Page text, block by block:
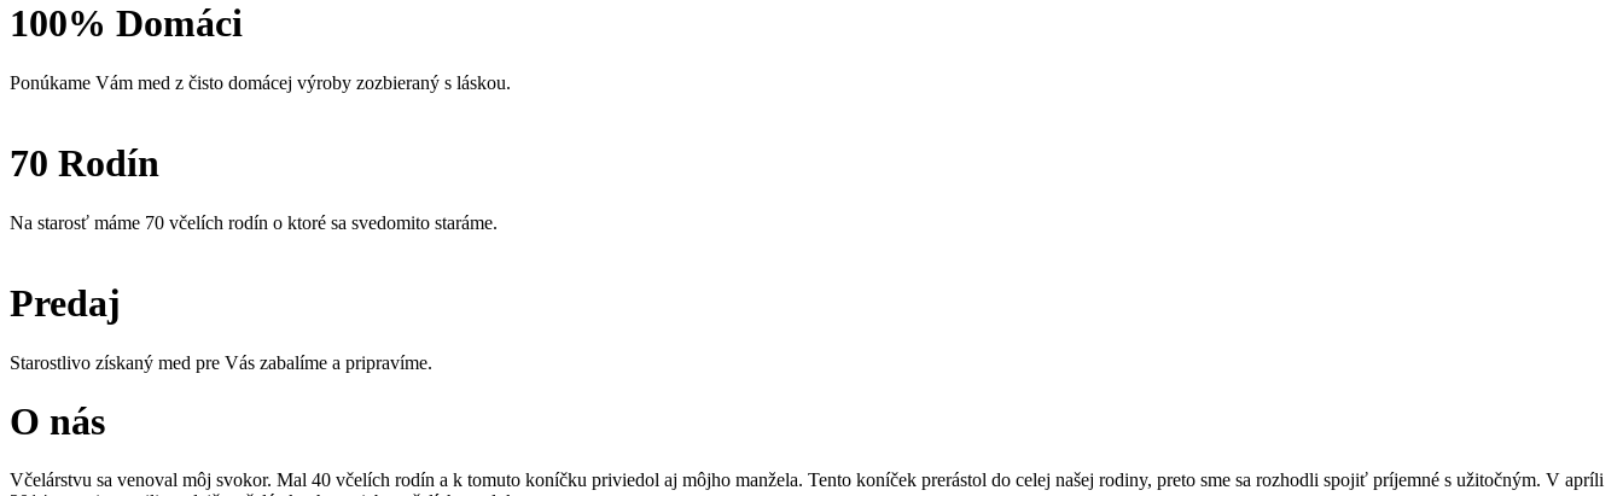
100% Domáci
Ponúkame Vám med z čisto domácej výroby zozbieraný s láskou.
70 Rodín
Na starosť máme 70 včelích rodín o ktoré sa svedomito staráme.
Predaj
Starostlivo získaný med pre Vás zabalíme a pripravíme.
O nás
Včelárstvu sa venoval môj svokor. Mal 40 včelích rodín a k tomuto koníčku priviedol aj môjho manžela. Tento koníček prerástol do celej našej rodiny, preto sme sa rozhodli spojiť príjemné s užitočným. V apríli